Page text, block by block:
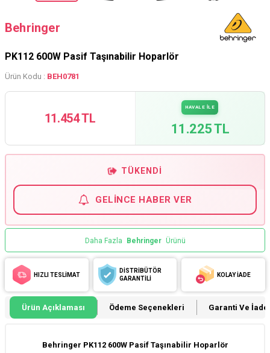
Behringer
PK112 600W Pasif Taşınabilir Hoparlör
Ürün Kodu : BEH0781
11.454 TL
HAVALE İLE
11.225 TL
TÜKENDI
GELINCE HABER VER
Daha Fazla Behringer Ürünü
HIZLI TESLİMAT
DİSTRİBÜTÖR
GARANTİLİ
KOLAY İADE
Ürün Açıklaması Ödeme Seçenekleri Garanti Ve İade
Behringer PK112 600W Pasif Taşınabilir Hoparlör